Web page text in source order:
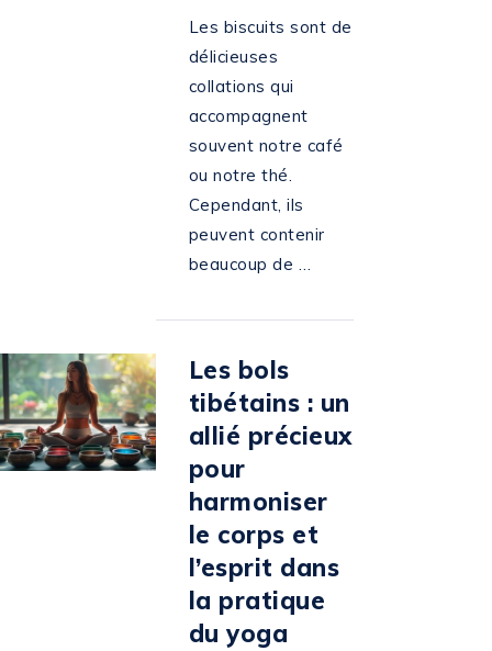
Les biscuits sont de
délicieuses
collations qui
accompagnent
souvent notre café
ou notre thé.
Cependant, ils
peuvent contenir
beaucoup de …
Les bols
tibétains : un
allié précieux
pour
harmoniser
le corps et
l’esprit dans
la pratique
du yoga